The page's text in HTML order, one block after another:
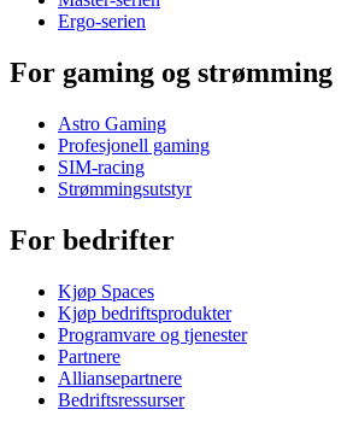
Ergo-serien
For gaming og strømming
Astro Gaming
Profesjonell gaming
SIM-racing
Strømmingsutstyr
For bedrifter
Kjøp Spaces
Kjøp bedriftsprodukter
Programvare og tjenester
Partnere
Alliansepartnere
Bedriftsressurser